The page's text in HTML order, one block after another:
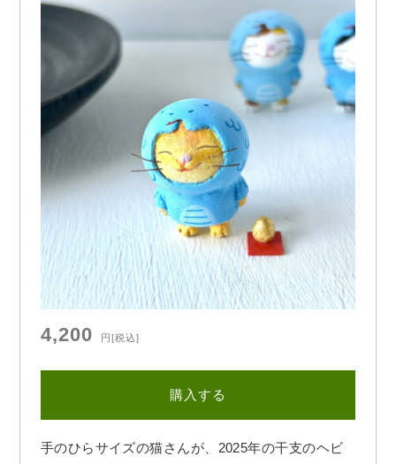
4,200 円 [税込]
購入する
手のひらサイズの猫さんが、2025年の干支のヘビ